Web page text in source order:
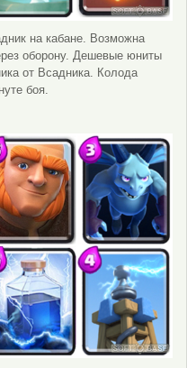
на кабане. Возможна
оборону. Дешевые юниты
от Всадника. Колода
боя.